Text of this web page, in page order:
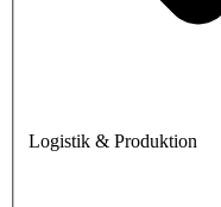
Logistik & Produktion